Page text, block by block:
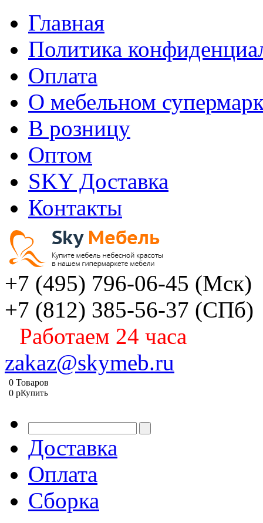
Главная
Политика
Оплата
О мебельном
В розницу
Оптом
SKY Доставка
Контакты
+7 (495) 796-06-45 (Мск)
+7 (812) 385-56-37 (СПб)
Работаем 24 часа
zakaz@skymeb.ru
0 Товаров
0 pКупить
Доставка
Оплата
Сборка